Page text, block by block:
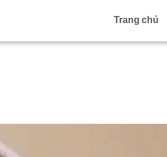
Trang chủ